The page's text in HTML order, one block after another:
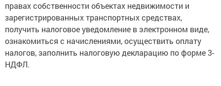
правах собственности объектах недвижимости и
зарегистрированных транспортных средствах,
получить налоговое уведомление в электронном виде,
ознакомиться с начислениями, осуществить оплату
налогов, заполнить налоговую декларацию по форме 3-
НДФЛ.